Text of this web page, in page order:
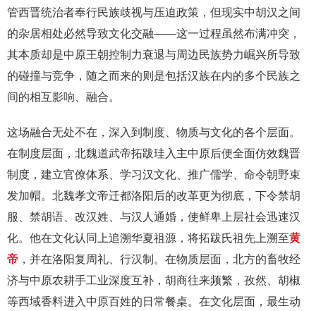
管西晋统治者奉行民族歧视与压迫政策，但现实中胡汉之间
的杂居相处必然导致文化交融——这一过程虽然布满冲突，
其本质却是中原王朝控制力衰退与周边民族势力崛兴所导致
的碰撞与竞争，随之而来的则是包括汉族在内的多个民族之
间的相互影响、融合。
这场融合无处不在，深入到制度、物质与文化的各个层面。
在制度层面，北魏道武帝拓跋珪入主中原后便全面仿效魏晋
制度，建立官僚体系、学习汉文化、推广儒学、命令朝野束
发加帽。北魏孝文帝迁都洛阳后的改革更为彻底，下令禁胡
服、禁胡语、改汉姓、与汉人通婚，使鲜卑上层社会迅速汉
化。他在文化认同上追溯华夏祖源，将拓跋氏祖先上溯至黄
帝 ，并在洛阳复周礼、行汉制。在物质层面，北方的畜牧经
济与中原农耕手工业深度互补，胡商往来频繁，孜然、胡椒
等西域香料进入中原百姓的日常餐桌。在文化层面，最生动